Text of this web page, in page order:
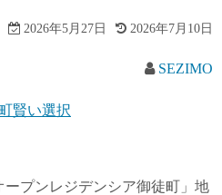
2026年5月27日 2026年7月10日
SEZIMO
賢い選択
プンレジデンシア御徒町」地